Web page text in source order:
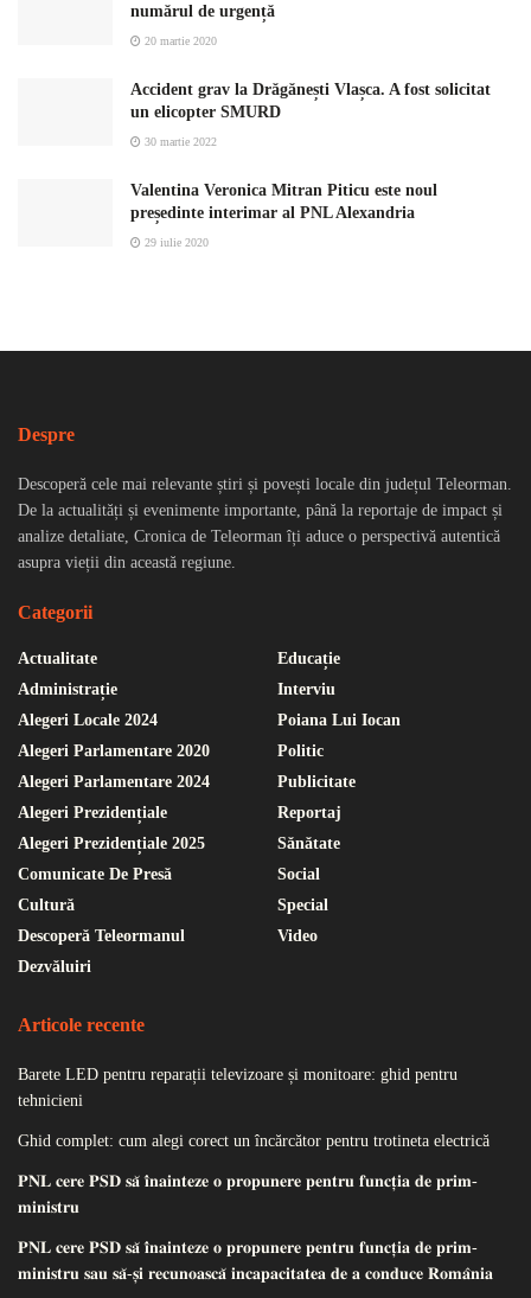
numărul de urgență
20 martie 2020
Accident grav la Drăgănești Vlașca. A fost solicitat
un elicopter SMURD
30 martie 2022
Valentina Veronica Mitran Piticu este noul
președinte interimar al PNL Alexandria
29 iulie 2020
Despre
Descoperă cele mai relevante știri și povești locale din județul Teleorman.
De la actualități și evenimente importante, până la reportaje de impact și
analize detaliate, Cronica de Teleorman îți aduce o perspectivă autentică
asupra vieții din această regiune.
Categorii
Actualitate
Administrație
Alegeri Locale 2024
Alegeri Parlamentare 2020
Alegeri Parlamentare 2024
Alegeri Prezidențiale
Alegeri Prezidențiale 2025
Comunicate De Presă
Cultură
Descoperă Teleormanul
Dezvăluiri
Educație
Interviu
Poiana Lui Iocan
Politic
Publicitate
Reportaj
Sănătate
Social
Special
Video
Articole recente
Barete LED pentru reparații televizoare și monitoare: ghid pentru
tehnicieni
Ghid complet: cum alegi corect un încărcător pentru trotineta electrică
𝐏𝐍𝐋 𝐜𝐞𝐫𝐞 𝐏𝐒𝐃 𝐬𝐚̆ 𝐢̂𝐧𝐚𝐢𝐧𝐭𝐞𝐳𝐞 𝐨 𝐩𝐫𝐨𝐩𝐮𝐧𝐞𝐫𝐞 𝐩𝐞𝐧𝐭𝐫𝐮 𝐟𝐮𝐧𝐜𝐭̦𝐢𝐚 𝐝𝐞 𝐩𝐫𝐢𝐦-
𝐦𝐢𝐧𝐢𝐬𝐭𝐫𝐮
𝐏𝐍𝐋 𝐜𝐞𝐫𝐞 𝐏𝐒𝐃 𝐬𝐚̆ 𝐢̂𝐧𝐚𝐢𝐧𝐭𝐞𝐳𝐞 𝐨 𝐩𝐫𝐨𝐩𝐮𝐧𝐞𝐫𝐞 𝐩𝐞𝐧𝐭𝐫𝐮 𝐟𝐮𝐧𝐜𝐭̦𝐢𝐚 𝐝𝐞 𝐩𝐫𝐢𝐦-
𝐦𝐢𝐧𝐢𝐬𝐭𝐫𝐮 𝐬𝐚𝐮 𝐬𝐚̆-𝐬̦𝐢 𝐫𝐞𝐜𝐮𝐧𝐨𝐚𝐬𝐜𝐚̆ 𝐢𝐧𝐜𝐚𝐩𝐚𝐜𝐢𝐭𝐚𝐭𝐞𝐚 𝐝𝐞 𝐚 𝐜𝐨𝐧𝐝𝐮𝐜𝐞 𝐑𝐨𝐦𝐚̂𝐧𝐢𝐚